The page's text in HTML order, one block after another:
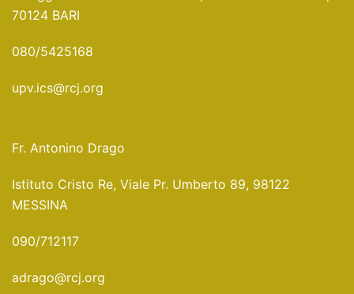
70124 BARI
080/5425168
upv.ics@rcj.org
Fr. Antonino Drago
Istituto Cristo Re, Viale Pr. Umberto 89, 98122
MESSINA
090/712117
adrago@rcj.org